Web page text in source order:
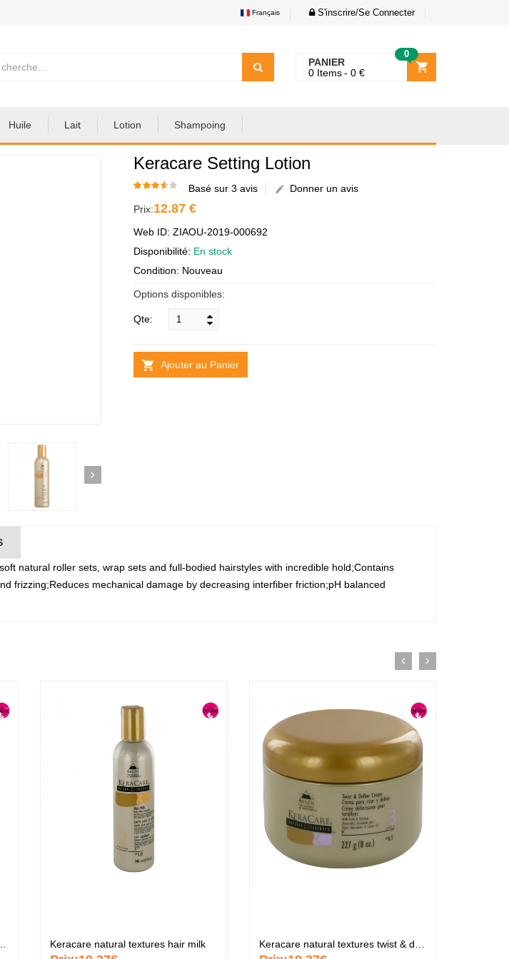
Français S'inscrire/Se Connecter
PANIER
0
0 Items 0 €
Huile Lait Lotion Shampoing
Keracare Setting Lotion
Basé sur 3 avis
Donner un avis
Prix:12.87 €
Web ID: ZIAOU-2019-000692
Disponibilité: En stock
Condition: Nouveau
Options disponibles:
Qte:
Ajouter au Panier
natural roller sets, wrap sets and full-bodied hairstyles with incredible hold;Contains
frizzing;Reduces mechanical damage by decreasing interfiber friction;pH balanced
Keracare natural textures hair milk
6.37 €